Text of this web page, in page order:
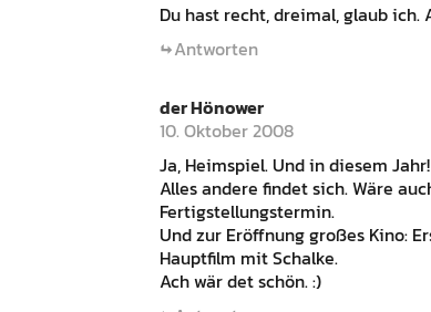
Du hast recht, dreimal, glaub
Antworten
der Hönower
10. Oktober 2008
Ja, Heimspiel. Und in diesem
Alles andere findet sich. Wäre
Fertigstellungstermin.
Und zur Eröffnung großes Kino:
Hauptfilm mit Schalke.
Ach wär det schön. :)